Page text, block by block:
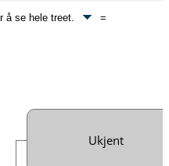
å se hele treet.
=
Ukjent